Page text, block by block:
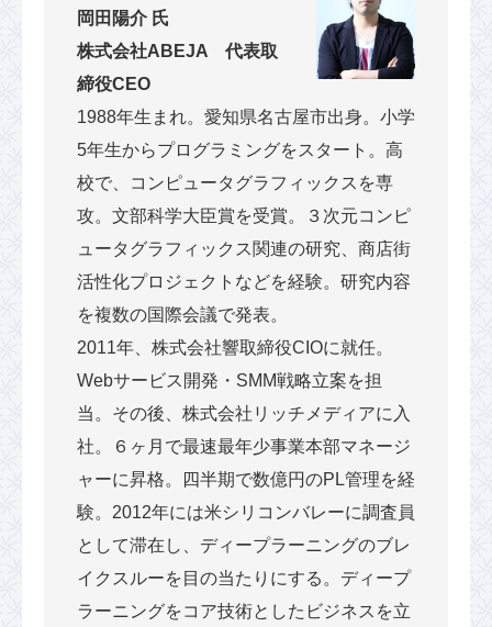
岡田陽介 氏
株式会社ABEJA 代表取
締役CEO
1988年生まれ。愛知県名古屋市出身。小学
5年生からプログラミングをスタート。高
校で、コンピュータグラフィックスを専
攻。文部科学大臣賞を受賞。３次元コンピ
ュータグラフィックス関連の研究、商店街
活性化プロジェクトなどを経験。研究内容
を複数の国際会議で発表。
2011年、株式会社響取締役CIOに就任。
Webサービス開発・SMM戦略立案を担
当。その後、株式会社リッチメディアに入
社。６ヶ月で最速最年少事業本部マネージ
ャーに昇格。四半期で数億円のPL管理を経
験。2012年には米シリコンバレーに調査員
として滞在し、ディープラーニングのブレ
イクスルーを目の当たりにする。ディープ
ラーニングをコア技術としたビジネスを立